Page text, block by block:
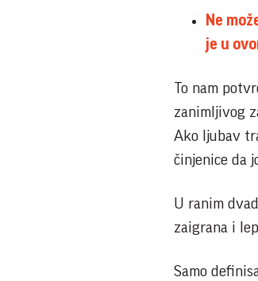
Ne
je u
To nam
zanimljivog
Ako ljubav
činjenice da
U ranim
zaigrana i
Samo